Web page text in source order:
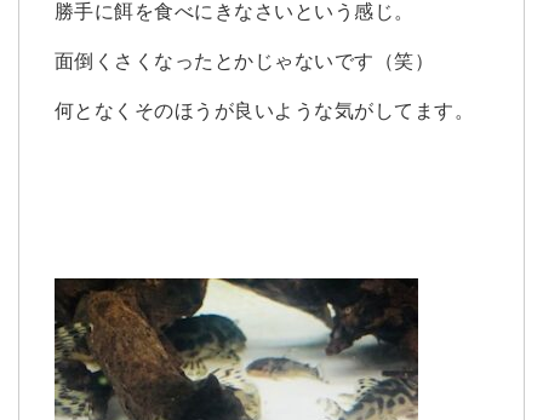
勝手に餌を食べにきなさいという感じ。
面倒くさくなったとかじゃないです（笑）
何となくそのほうが良いような気がしてます。